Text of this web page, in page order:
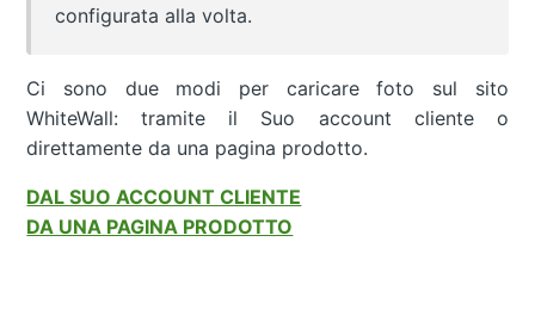
configurata alla volta.
Ci sono due modi per caricare foto sul sito
WhiteWall: tramite il Suo account cliente o
direttamente da una pagina prodotto.
DAL SUO ACCOUNT CLIENTE
DA UNA PAGINA PRODOTTO